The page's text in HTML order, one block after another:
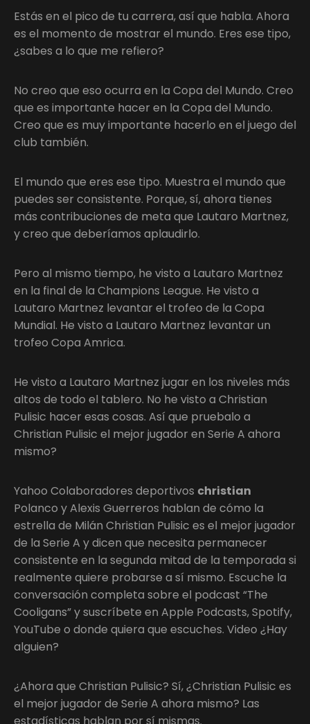
Estás en el pico de tu carrera, así que habla. Ahora
es el momento de mostrar el mundo. Eres ese tipo,
¿sabes a lo que me refiero?
No creo que eso ocurra en la Copa del Mundo. Creo
que es importante hacer en la Copa del Mundo.
Creo que es muy importante hacerlo en el juego del
club también.
El mundo que eres ese tipo. Muestra el mundo que
puedes ser consistente. Porque, sí, ahora tienes
más contribuciones de meta que Lautaro Martnez,
y creo que deberíamos aplaudirlo.
Pero al mismo tiempo, he visto a Lautaro Martnez
en la final de la Champions League. He visto a
Lautaro Martnez levantar el trofeo de la Copa
Mundial. He visto a Lautaro Martnez levantar un
trofeo Copa Amrica.
He visto a Lautaro Martnez jugar en los niveles más
altos de todo el tablero. No he visto a Christian
Pulisic hacer esas cosas. Así que pruebalo a
Christian Pulisic el mejor jugador en Serie A ahora
mismo?
Yahoo Colaboradores deportivos christian
Polanco y Alexis Guerreros hablan de cómo la
estrella de Milán Christian Pulisic es el mejor jugador
de la Serie A y dicen que necesita permanecer
consistente en la segunda mitad de la temporada si
realmente quiere probarse a sí mismo. Escuche la
conversación completa sobre el podcast “The
Cooligans” y suscríbete en Apple Podcasts, Spotify,
YouTube o donde quiera que escuches. Video ¿Hay
alguien?
¿Ahora que Christian Pulisic? Sí, ¿Christian Pulisic es
el mejor jugador de Serie A ahora mismo? Las